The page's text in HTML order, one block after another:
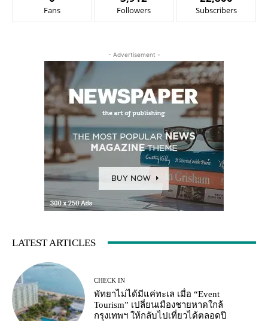
Fans Followers Subscribers
- Advertisement -
LATEST ARTICLES
CHECK IN
พัทยาไม่ได้มีแค่ทะเล เมื่อ “Event
Tourism” เปลี่ยนเมืองชายหาดใกล้
กรุงเทพฯ ให้กลับไปเที่ยวได้ตลอดปี